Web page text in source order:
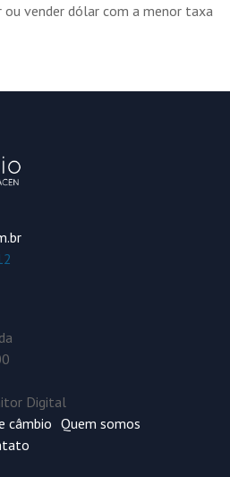
ou vender dólar com a menor taxa
Digital
câmbio Quem somos